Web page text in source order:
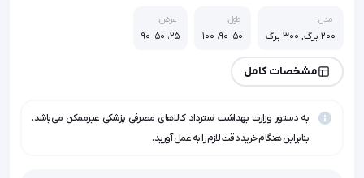
مدل:
200 برگ, 300 برگ
طول:
50، 90، 100
عرض:
25، 50، 90
مشخصات کامل
به دستور وزارت بهداشت استرداد کالاهای مصرفی پزشکی غیرممکن می‌باشد.
بنابراین هنگام خرید دقت لازم را به عمل آورید.